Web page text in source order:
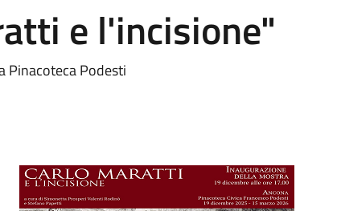
e l'incisione"
Pinacoteca Podesti